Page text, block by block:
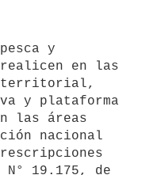
en las
territorial,
y plataforma
las áreas
nacional
19.175, de